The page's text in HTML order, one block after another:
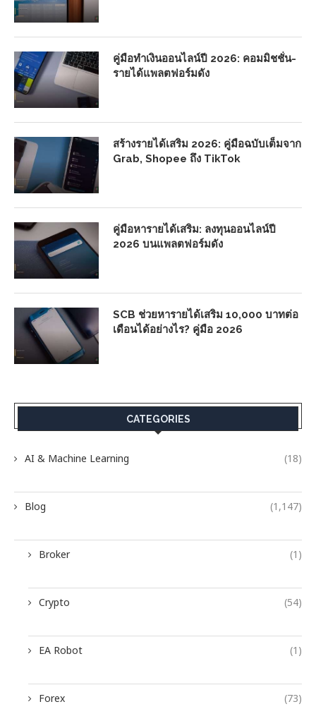
คู่มือทำเงินออนไลน์ปี 2026: คอมมิชชั่น-
รายได้แพลตฟอร์มดัง
สร้างรายได้เสริม 2026: คู่มือฉบับเต็มจาก
Grab, Shopee ถึง TikTok
คู่มือหารายได้เสริม: ลงทุนออนไลน์ปี
2026 บนแพลตฟอร์มดัง
SCB ช่วยหารายได้เสริม 10,000 บาทต่อ
เดือนได้อย่างไร? คู่มือ 2026
CATEGORIES
AI & Machine Learning (18)
Blog (1,147)
Broker (1)
Crypto (54)
EA Robot (1)
Forex (73)